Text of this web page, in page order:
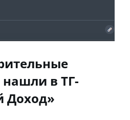
в ТГ-
Доход»